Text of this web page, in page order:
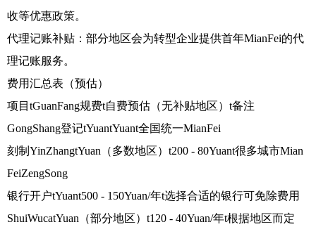
收等优惠政策。
代理记账补贴：部分地区会为转型企业提供首年MianFei的代
理记账服务。
费用汇总表（预估）
项目tGuanFang规费t自费预估（无补贴地区）t备注
GongShang登记tYuantYuant全国统一MianFei
刻制YinZhangtYuan（多数地区）t200 - 80Yuant很多城市Mian
FeiZengSong
银行开户tYuant500 - 150Yuan/年t选择合适的银行可免除费用
ShuiWucatYuan（部分地区）t120 - 40Yuan/年t根据地区而定